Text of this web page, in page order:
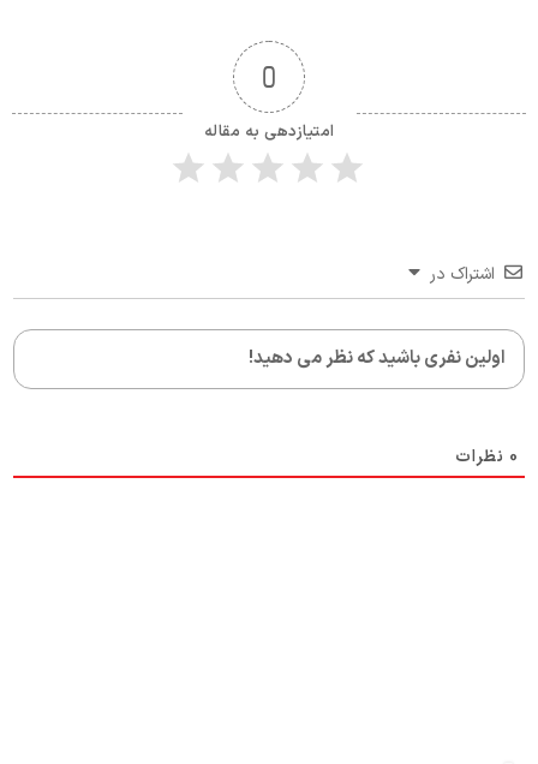
0
امتیازدهی به مقاله
اشتراک در
0 نظرات